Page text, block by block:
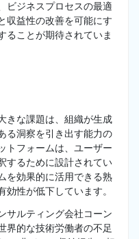
ビジネスプロセスの最適
収益性の改善を可能にす
ることが期待されていま
きな課題は、組織が生成
る洞察を引き出す能力の
トフォームは、ユーザー
するために設計されてい
を効果的に活用できる熟
性が低下しています。
サルティング会社コーン
界的な技術労働者の不足